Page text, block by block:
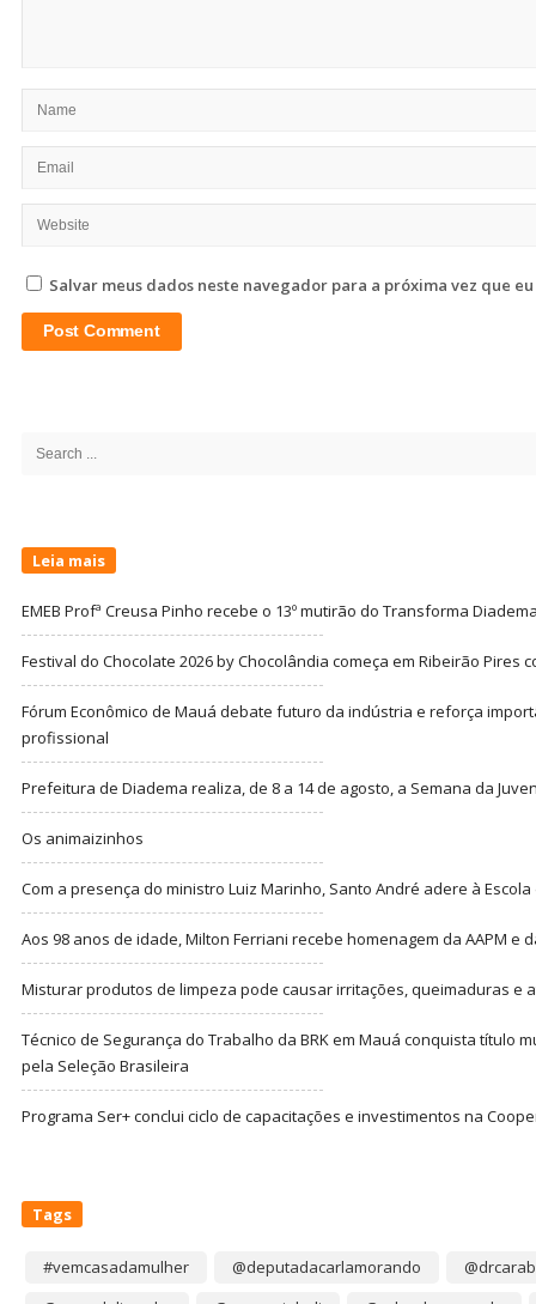
Salvar meus dados neste navegador para a próxima vez que
Search
Leia mais
EMEB Profª Creusa Pinho recebe o 13º mutirão do Transforma
Festival do Chocolate 2026 by Chocolândia começa em Ribeirão Pires
Fórum Econômico de Mauá debate futuro da indústria e reforça
profissional
Prefeitura de Diadema realiza, de 8 a 14 de agosto, a Semana da
Os animaizinhos
Com a presença do ministro Luiz Marinho, Santo André adere à
Aos 98 anos de idade, Milton Ferriani recebe homenagem da AAPM e
Misturar produtos de limpeza pode causar irritações, queimaduras e
Técnico de Segurança do Trabalho da BRK em Mauá conquista título
pela Seleção Brasileira
Programa Ser+ conclui ciclo de capacitações e investimentos na
Tags
#vemcasadamulher @deputadacarlamorando